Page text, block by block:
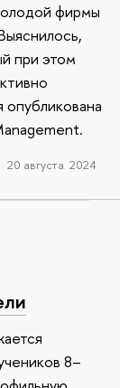
фирмы
при этом
20 августа 2024
8–